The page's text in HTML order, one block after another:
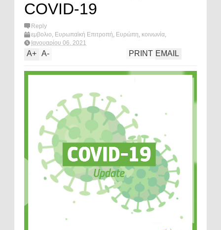
COVID-19
Reply
εμβολιο, Ευρωπαϊκή Επιτροπή, Ευρώπη, κοινωνία,
κορωνοϊός, What's hot?
Ιανουαρίου 06, 2021
A+ A- EMAIL
PRINT